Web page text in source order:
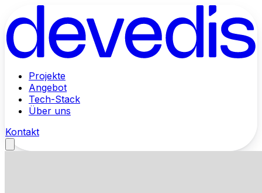
Projekte
Angebot
Tech-Stack
Über uns
Kontakt